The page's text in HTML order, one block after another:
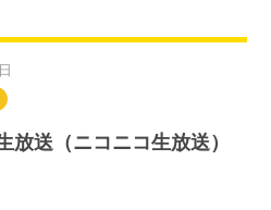
放送（ニコニコ生放送）